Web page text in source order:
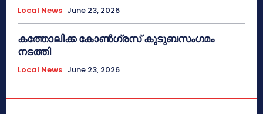
Local News June 23, 2026
കത്തോലിക്ക കോൺഗ്രസ് കുടുബസംഗമം
നടത്തി
Local News June 23, 2026